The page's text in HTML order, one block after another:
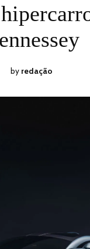
by redação